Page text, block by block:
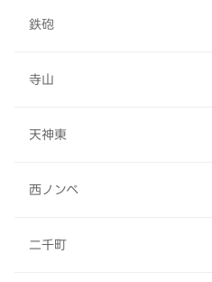
鉄砲
寺山
天神東
西ノンベ
二千町